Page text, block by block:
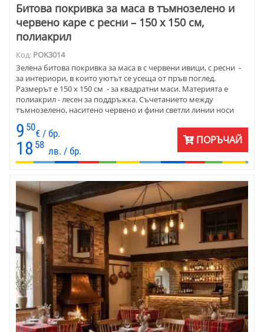
Битова покривка за маса в тъмнозелено и
червено каре с ресни – 150 x 150 см,
полиакрил
Код: POK3014
Зелена битова покривка за маса в с червени ивици, с ресни -
за интериори, в които уютът се усеща от пръв поглед.
Размерът е 150 x 150 см - за квадратни маси. Материята е
полиакрил - лесен за поддръжка. Съчетанието между
тъмнозелено, наситено червено и фини светли линии носи
механа, бистро, къщи за гости.
9 50
€ / бр.
18 58
лв. / бр.
ПОРЪЧАЙ